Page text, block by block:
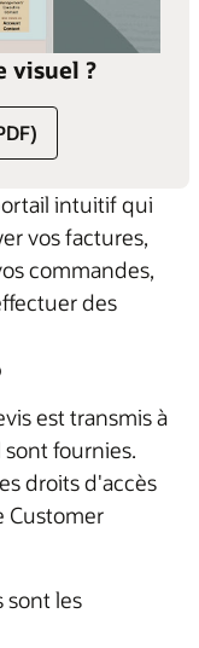
visuel ?
intuitif qui
vos factures,
commandes,
des
est transmis à
sont fournies.
droits d'accès
Customer
sont les